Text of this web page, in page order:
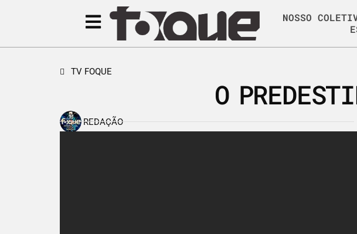
NOSSO
TV FOQUE
O
REDAÇÃO